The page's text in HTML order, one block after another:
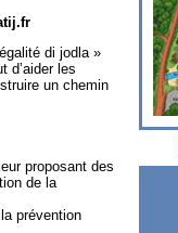
di jodla »
d’aider les
un chemin
proposant des
de la
la prévention